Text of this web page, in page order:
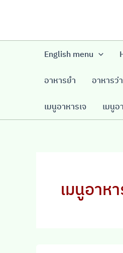
English menu
อาหารยำ อาหารว่
เมนูอาหารเจ เมนูอ
เมนูอาห